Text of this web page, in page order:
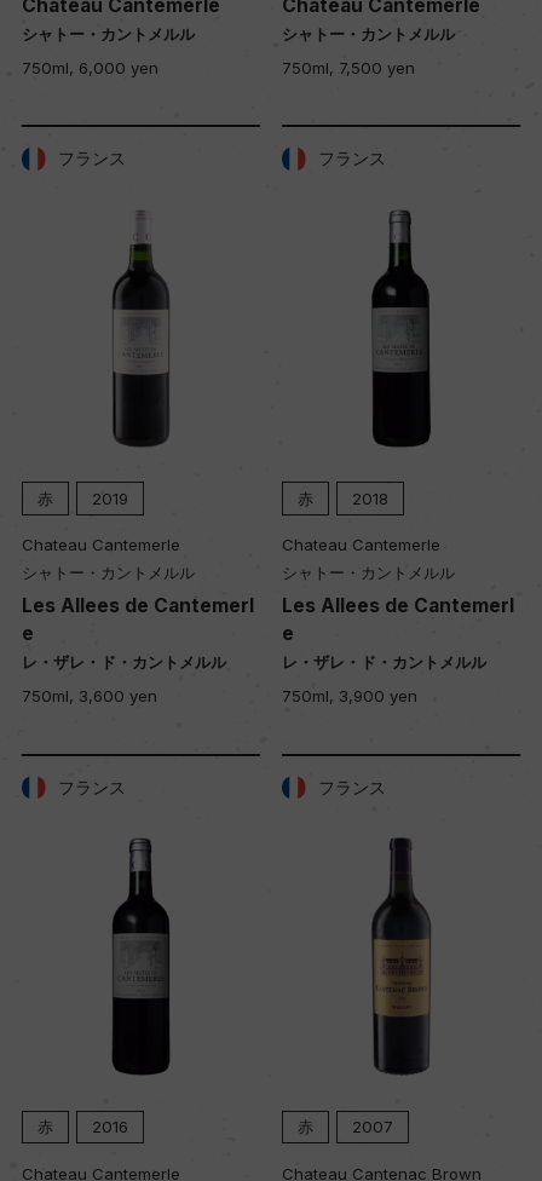
Chateau Cantemerle
シャトー・カントメルル
750ml, 6,000 yen
Chateau Cantemerle
シャトー・カントメルル
750ml, 7,500 yen
フランス
赤 2019
Chateau Cantemerle
シャトー・カントメルル
Les Allees de Cantemerl
e
レ・ザレ・ド・カントメルル
750ml, 3,600 yen
フランス
赤 2018
Chateau Cantemerle
シャトー・カントメルル
Les Allees de Cantemerl
e
レ・ザレ・ド・カントメルル
750ml, 3,900 yen
フランス
赤 2016
Chateau Cantemerle
フランス
赤 2007
Chateau Cantenac Brown